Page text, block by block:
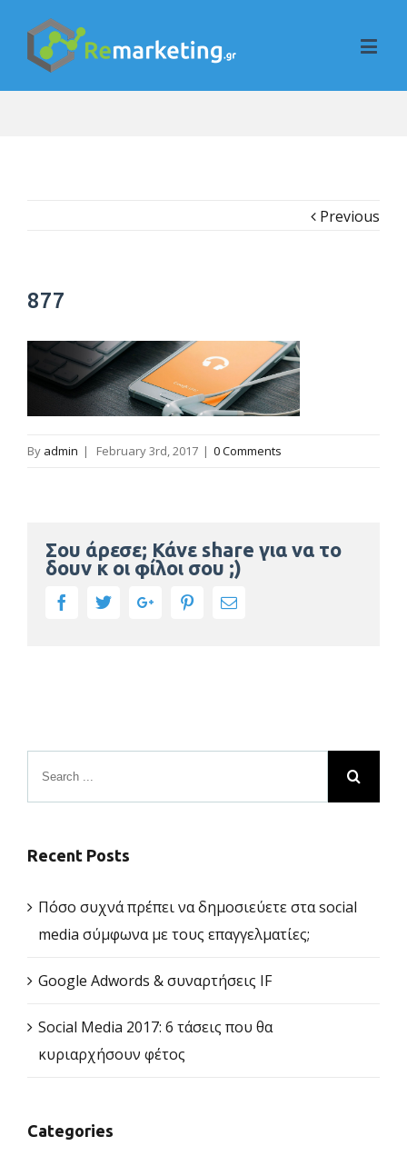
Previous
877
By admin | February 3rd, 2017 | 0 Comments
Σου άρεσε; Κάνε share για να το
δουν κ οι φίλοι σου ;)
FacebookTwitterGoogle+PinterestEmail
Recent Posts
Πόσο συχνά πρέπει να δημοσιεύετε στα social
media σύμφωνα με τους επαγγελματίες;
Google Adwords & συναρτήσεις IF
Social Media 2017: 6 τάσεις που θα
κυριαρχήσουν φέτος
Categories